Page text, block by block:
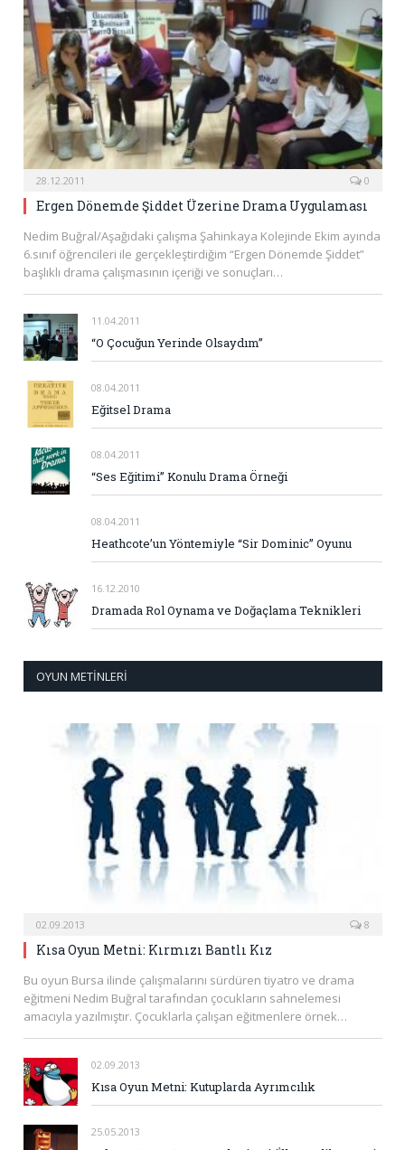
28.12.2011 0
Ergen Dönemde Şiddet Üzerine Drama Uygulaması
Nedim Buğral/Aşağıdaki çalışma Şahinkaya Kolejinde Ekim ayında
6.sınıf öğrencileri ile gerçekleştirdiğim “Ergen Dönemde Şiddet”
başlıklı drama çalışmasının içeriği ve sonuçları…
11.04.2011
“O Çocuğun Yerinde Olsaydım”
08.04.2011
Eğitsel Drama
08.04.2011
“Ses Eğitimi” Konulu Drama Örneği
08.04.2011
Heathcote’un Yöntemiyle “Sir Dominic” Oyunu
16.12.2010
Dramada Rol Oynama ve Doğaçlama Teknikleri
OYUN METINLERI
02.09.2013 8
Kısa Oyun Metni: Kırmızı Bantlı Kız
Bu oyun Bursa ilinde çalışmalarını sürdüren tiyatro ve drama
eğitmeni Nedim Buğral tarafından çocukların sahnelemesi
amacıyla yazılmıştır. Çocuklarla çalışan eğitmenlere örnek…
02.09.2013
Kısa Oyun Metni: Kutuplarda Ayrımcılık
25.05.2013